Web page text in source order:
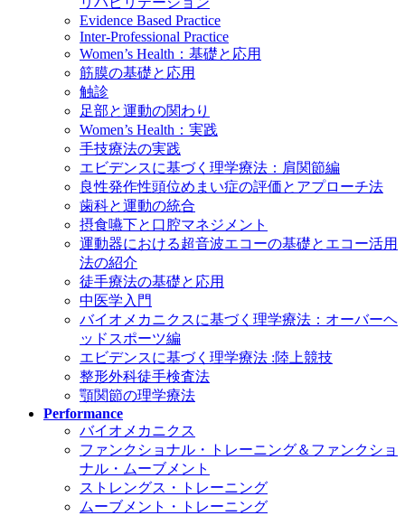
Evidence Based Practice
Inter-Professional Practice
Women’s Health：基礎と応用
筋膜の基礎と応用
触診
足部と運動の関わり
Women’s Health：実践
手技療法の実践
エビデンスに基づく理学療法：肩関節編
良性発作性頭位めまい症の評価とアプローチ法
歯科と運動の統合
摂食嚥下と口腔マネジメント
運動器における超音波エコーの基礎とエコー活用
法の紹介
徒手療法の基礎と応用
中医学入門
バイオメカニクスに基づく理学療法：オーバーヘ
ッドスポーツ編
エビデンスに基づく理学療法 :陸上競技
整形外科徒手検査法
顎関節の理学療法
Performance
バイオメカニクス
ファンクショナル・トレーニング＆ファンクショ
ナル・ムーブメント
ストレングス・トレーニング
ムーブメント・トレーニング